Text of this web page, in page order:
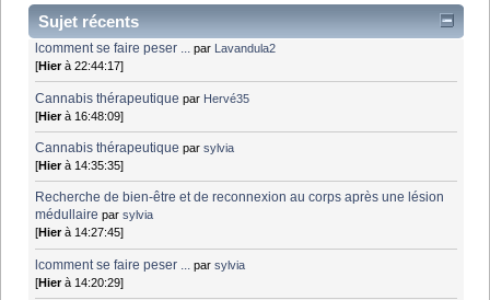
Sujet récents
lcomment se faire peser ... par Lavandula2
[Hierà 22:44:17]
Cannabis thérapeutique par Hervé35
[Hierà 16:48:09]
Cannabis thérapeutique parsylvia
[Hierà 14:35:35]
Recherche de bien-être et de reconnexion au corps après une lésion
médullaire parsylvia
[Hierà 14:27:45]
lcomment se faire peser ... parsylvia
[Hierà 14:20:29]